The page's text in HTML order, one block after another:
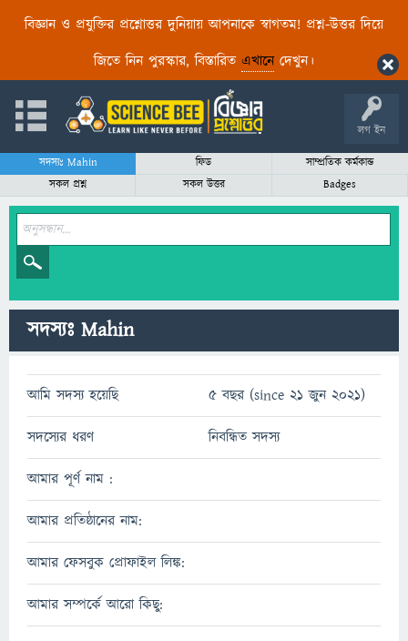
বিজ্ঞান ও প্রযুক্তির প্রশ্নোত্তর দুনিয়ায় আপনাকে স্বাগতম! প্রশ্ন-উত্তর দিয়ে
জিতে নিন পুরস্কার, বিস্তারিত এখানেদেখুন।
লগ ইন
সদস্যঃ Mahin ফিড
সাম্প্রতিক কর্মকান্ড
সকল প্রশ্ন
সকল উত্তর Badges
সদস্যঃ Mahin
আমি সদস্য হয়েছি 5 বছর (since 21 জুন 2021)
সদস্যের ধরণ নিবন্ধিত সদস্য
আমার পূর্ণ নাম :
আমার প্রতিষ্ঠানের নাম:
আমার ফেসবুক প্রোফাইল লিঙ্ক:
আমার সম্পর্কে আরো কিছু: